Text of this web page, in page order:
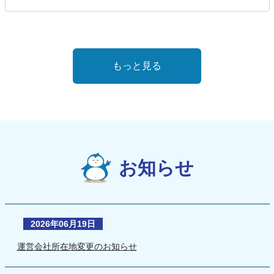
もっと見る
お知らせ
2026年06月19日
運営会社所在地変更のお知らせ